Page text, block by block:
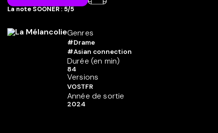
La note SOONER : 5/5
Genres
#Drame
#Asian connection
Durée (en min)
84
Versions
VOSTFR
Année de sortie
2024